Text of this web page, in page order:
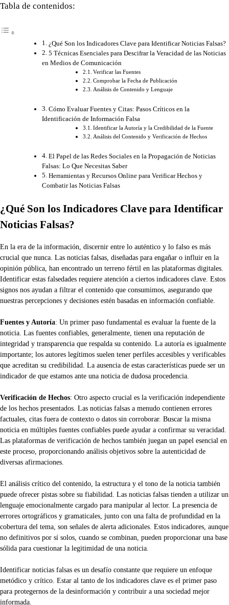
Tabla de contenidos:
¿Qué Son los Indicadores Clave para Identificar Noticias Falsas?
5 Técnicas Esenciales para Descifrar la Veracidad de las Noticias
en Medios de Comunicación
Verificar las Fuentes
Comprobar la Fecha de Publicación
Análisis de Contenido y Lenguaje
Cómo Evaluar Fuentes y Citas: Pasos Críticos en la
Identificación de Información Falsa
Identificar la Autoría y la Credibilidad de la Fuente
Análisis del Contenido y Verificación de Hechos
El Papel de las Redes Sociales en la Propagación de Noticias
Falsas: Lo Que Necesitas Saber
Herramientas y Recursos Online para Verificar Hechos y
Combatir las Noticias Falsas
¿Qué Son los Indicadores Clave para Identificar
Noticias Falsas?
En la era de la información, discernir entre lo auténtico y lo falso es más
crucial que nunca. Las noticias falsas, diseñadas para engañar o influir en la
opinión pública, han encontrado un terreno fértil en las plataformas digitales.
Identificar estas falsedades requiere atención a ciertos indicadores clave. Estos
signos nos ayudan a filtrar el contenido que consumimos, asegurando que
nuestras percepciones y decisiones estén basadas en información confiable.
Fuentes y Autoría: Un primer paso fundamental es evaluar la fuente de la
noticia. Las fuentes confiables, generalmente, tienen una reputación de
integridad y transparencia que respalda su contenido. La autoría es igualmente
importante; los autores legítimos suelen tener perfiles accesibles y verificables
que acreditan su credibilidad. La ausencia de estas características puede ser un
indicador de que estamos ante una noticia de dudosa procedencia.
Verificación de Hechos: Otro aspecto crucial es la verificación independiente
de los hechos presentados. Las noticias falsas a menudo contienen errores
factuales, citas fuera de contexto o datos sin corroborar. Buscar la misma
noticia en múltiples fuentes confiables puede ayudar a confirmar su veracidad.
Las plataformas de verificación de hechos también juegan un papel esencial en
este proceso, proporcionando análisis objetivos sobre la autenticidad de
diversas afirmaciones.
El análisis crítico del contenido, la estructura y el tono de la noticia también
puede ofrecer pistas sobre su fiabilidad. Las noticias falsas tienden a utilizar un
lenguaje emocionalmente cargado para manipular al lector. La presencia de
errores ortográficos y gramaticales, junto con una falta de profundidad en la
cobertura del tema, son señales de alerta adicionales. Estos indicadores, aunque
no definitivos por sí solos, cuando se combinan, pueden proporcionar una base
sólida para cuestionar la legitimidad de una noticia.
Identificar noticias falsas es un desafío constante que requiere un enfoque
metódico y crítico. Estar al tanto de los indicadores clave es el primer paso
para protegernos de la desinformación y contribuir a una sociedad mejor
informada.